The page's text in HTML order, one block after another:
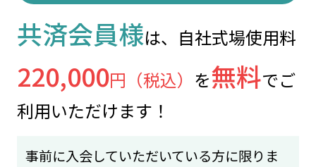
共済会員様は、自社式場使用料
220,000円（税込） を無料でご
利用いただけます！
事前に入会していただいている方に限りま